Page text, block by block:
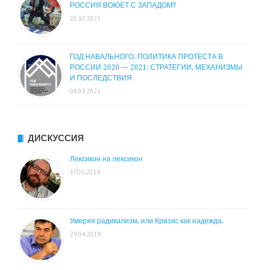
РОССИЯ ВОЮЕТ С ЗАПАДОМ?
25.10.2021
ГОД НАВАЛЬНОГО. ПОЛИТИКА ПРОТЕСТА В
РОССИИ 2020 — 2021: СТРАТЕГИИ, МЕХАНИЗМЫ
И ПОСЛЕДСТВИЯ
08.09.2021
ДИСКУССИЯ
Лексикон на лексикон
17.06.2019
Умеряя радикализм, или Кризис как надежда.
29.04.2019